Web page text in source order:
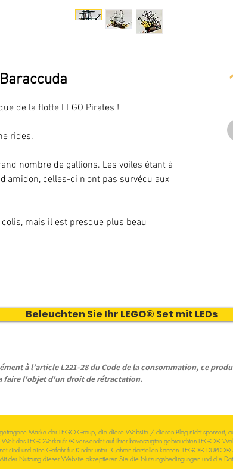
de la flotte LEGO Pirates !
rides.
nombre de gallions. Les voiles étant à
celles-ci n'ont pas survécu aux
mais il est presque plus beau
Beleuchten Sie Ihr LEGO® Set mit LEDs
à l'article L221-28 du Code de la consommation, ce
faire l'objet d'un droit de rétractation.
Marke der LEGO Group, die diese Website / diesen Blog nicht sponsert,
des LEGO-Verkaufs ® verwendet auf Ihrer bevorzugten gebrauchten LEGO®
sind und eine Gefahr für Kinder unter 3 Jahren darstellen können. LEGO®
der Nutzung dieser Website akzeptieren Sie die Nutzungsbedingungenund die